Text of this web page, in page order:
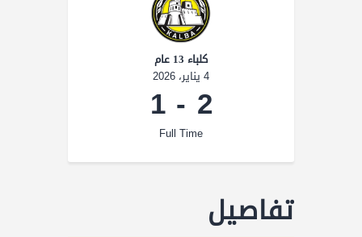
كلباء 13 عام
4 يناير، 2026
2
-
1
Full Time
تفاصيل